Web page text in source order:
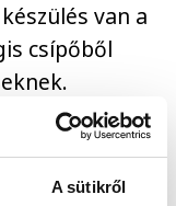
A sütikről
van a
csípőből
–
de nem